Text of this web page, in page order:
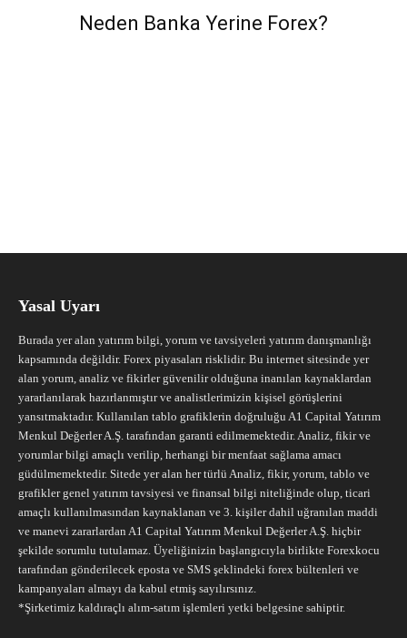
Neden Banka Yerine Forex?
Yasal Uyarı
Burada yer alan yatırım bilgi, yorum ve tavsiyeleri yatırım danışmanlığı
kapsamında değildir. Forex piyasaları risklidir. Bu internet sitesinde yer
alan yorum, analiz ve fikirler güvenilir olduğuna inanılan kaynaklardan
yararlanılarak hazırlanmıştır ve analistlerimizin kişisel görüşlerini
yansıtmaktadır. Kullanılan tablo grafiklerin doğruluğu A1 Capital Yatırım
Menkul Değerler A.Ş. tarafından garanti edilmemektedir. Analiz, fikir ve
yorumlar bilgi amaçlı verilip, herhangi bir menfaat sağlama amacı
güdülmemektedir. Sitede yer alan her türlü Analiz, fikir, yorum, tablo ve
grafikler genel yatırım tavsiyesi ve finansal bilgi niteliğinde olup, ticari
amaçlı kullanılmasından kaynaklanan ve 3. kişiler dahil uğranılan maddi
ve manevi zararlardan A1 Capital Yatırım Menkul Değerler A.Ş. hiçbir
şekilde sorumlu tutulamaz. Üyeliğinizin başlangıcıyla birlikte Forexkocu
tarafından gönderilecek eposta ve SMS şeklindeki forex bültenleri ve
kampanyaları almayı da kabul etmiş sayılırsınız.
*Şirketimiz kaldıraçlı alım-satım işlemleri yetki belgesine sahiptir.